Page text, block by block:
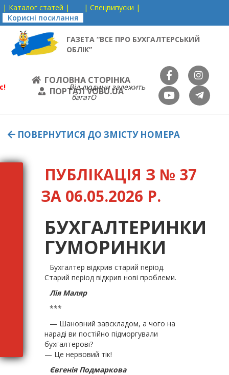
| Каталог статей |
| Спецвипуски |
Корисні посилання
ГАЗЕТА “ВСЕ ПРО БУХГАЛТЕРСЬКИЙ
ОБЛІК”
ГОЛОВНА СТОРІНКА
ПОРТАЛ VOBU.UA
Від людини залежить
багатО
ПОВЕРНУТИСЯ ДО ЗМІСТУ НОМЕРА
ПУБЛІКАЦІЯ З № 37
ЗА 06.05.2026 Р.
БУХГАЛТЕРИНКИ
ГУМОРИНКИ
Бухгалтер відкрив старий період.
Старий період відкрив нові проблеми.
Лія Маляр
***
— Шановний завскладом, а чого на
нараді ви постійно підморгували
бухгалтерові?
— Це нервовий тік!
Євгенія Подмаркова